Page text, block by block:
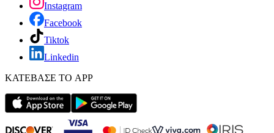
Instagram
Facebook
Tiktok
Linkedin
ΚΑΤΕΒΑΣΕ ΤΟ APP